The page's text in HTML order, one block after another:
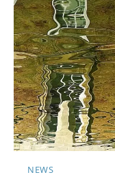
NEWS